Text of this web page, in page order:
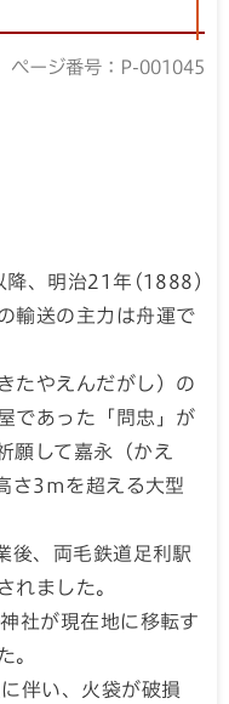
ページ番号：P-001045
降、明治21年(1888)
輸送の主力は舟運で
たやえんだがし）の
であった「問忠」が
願して嘉永（かえ
さ3mを超える大型
、両毛鉄道足利駅
れました。
社が現在地に移転す
。
伴い、火袋が破損